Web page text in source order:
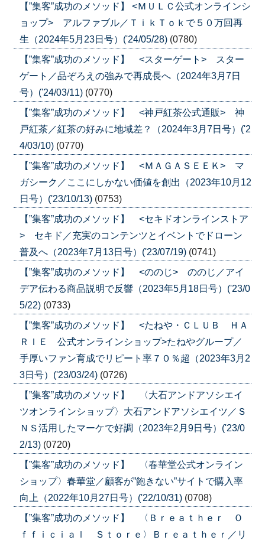
【”集客”成功のメソッド】 <ＭＵＬＣ公式オンラインシ
ョップ> アルファブル／ＴｉｋＴｏｋで５０万回再
生（2024年5月23日号）('24/05/28) (0780)
【”集客”成功のメソッド】 <スターゲート> スター
ゲート／品ぞろえの強みで再成長へ（2024年3月7日
号）('24/03/11) (0770)
【”集客”成功のメソッド】 <神戸紅茶公式通販> 神
戸紅茶／紅茶の好みに地域差？（2024年3月7日号）('2
4/03/10) (0770)
【”集客”成功のメソッド】 <ＭＡＧＡＳＥＥＫ> マ
ガシーク／ここにしかない価値を創出（2023年10月12
日号）('23/10/13) (0753)
【”集客”成功のメソッド】 <セキドオンラインストア
> セキド／充実のコンテンツとイベントでドローン
普及へ（2023年7月13日号）('23/07/19) (0741)
【”集客”成功のメソッド】 <ののじ> ののじ／アイ
デア伝わる商品説明で反響（2023年5月18日号）('23/0
5/22) (0733)
【”集客”成功のメソッド】 <たねや・ＣＬＵＢ ＨＡ
ＲＩＥ 公式オンラインショップ>たねやグループ／
手厚いファン育成でリピート率７０％超（2023年3月2
3日号）('23/03/24) (0726)
【”集客”成功のメソッド】 〈大石アンドアソシエイ
ツオンラインショップ〉大石アンドアソシエイツ／Ｓ
ＮＳ活用したマーケで好調（2023年2月9日号）('23/0
2/13) (0720)
【”集客”成功のメソッド】 〈春華堂公式オンライン
ショップ〉春華堂／顧客が”飽きない”サイトで購入率
向上（2022年10月27日号）('22/10/31) (0708)
【”集客”成功のメソッド】 〈Ｂｒｅａｔｈｅｒ Ｏ
ｆｆｉｃｉａｌ Ｓｔｏｒｅ〉Ｂｒｅａｔｈｅｒ／リ